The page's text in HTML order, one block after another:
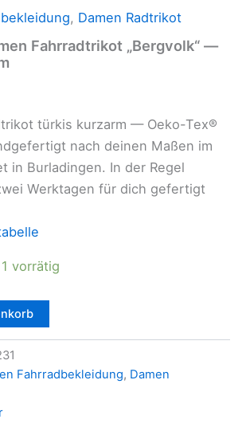
, Damen Radtrikot
Fahrradtrikot „Bergvolk“ —
türkis kurzarm — Oeko-Tex®
nach deinen Maßen im
in Burladingen. In der Regel
Werktagen für dich gefertigt
1 vorrätig
Fahrradbekleidung, Damen